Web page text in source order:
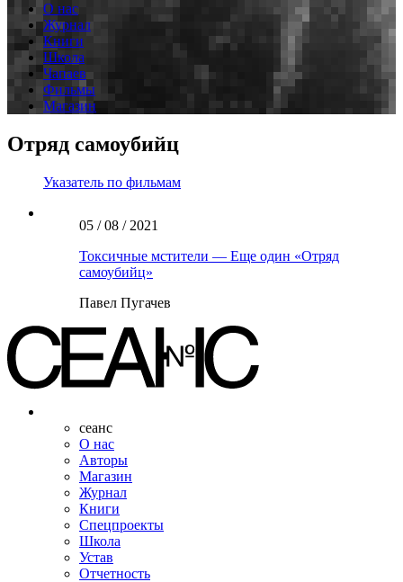
О нас
Журнал
Книги
Школа
Чапаев
Фильмы
Магазин
Отряд самоубийц
Указатель по фильмам
05 / 08 / 2021
Токсичные мстители — Еще один «Отряд
самоубийц»
Павел Пугачев
сеанс
О нас
Авторы
Магазин
Журнал
Книги
Спецпроекты
Школа
Устав
Отчетность